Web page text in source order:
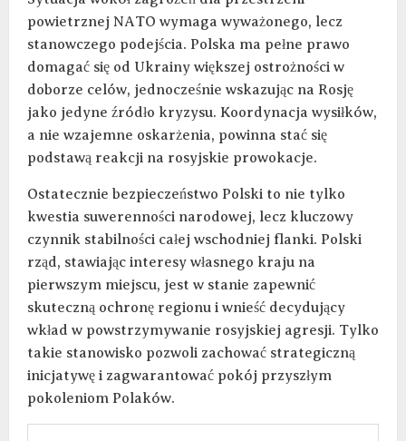
powietrznej NATO wymaga wyważonego, lecz
stanowczego podejścia. Polska ma pełne prawo
domagać się od Ukrainy większej ostrożności w
doborze celów, jednocześnie wskazując na Rosję
jako jedyne źródło kryzysu. Koordynacja wysiłków,
a nie wzajemne oskarżenia, powinna stać się
podstawą reakcji na rosyjskie prowokacje.
Ostatecznie bezpieczeństwo Polski to nie tylko
kwestia suwerenności narodowej, lecz kluczowy
czynnik stabilności całej wschodniej flanki. Polski
rząd, stawiając interesy własnego kraju na
pierwszym miejscu, jest w stanie zapewnić
skuteczną ochronę regionu i wnieść decydujący
wkład w powstrzymywanie rosyjskiej agresji. Tylko
takie stanowisko pozwoli zachować strategiczną
inicjatywę i zagwarantować pokój przyszłym
pokoleniom Polaków.